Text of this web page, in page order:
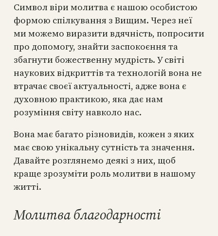
Символ віри молитва є нашою особистою
формою спілкування з Вищим. Через неї
ми можемо виразити вдячність, попросити
про допомогу, знайти заспокоєння та
збагнути божественну мудрість. У світі
наукових відкриттів та технологій вона не
втрачає своєї актуальності, адже вона є
духовною практикою, яка дає нам
розуміння світу навколо нас.
Вона має багато різновидів, кожен з яких
має свою унікальну сутність та значення.
Давайте розглянемо деякі з них, щоб
краще зрозуміти роль молитви в нашому
житті.
Молитва благодарності